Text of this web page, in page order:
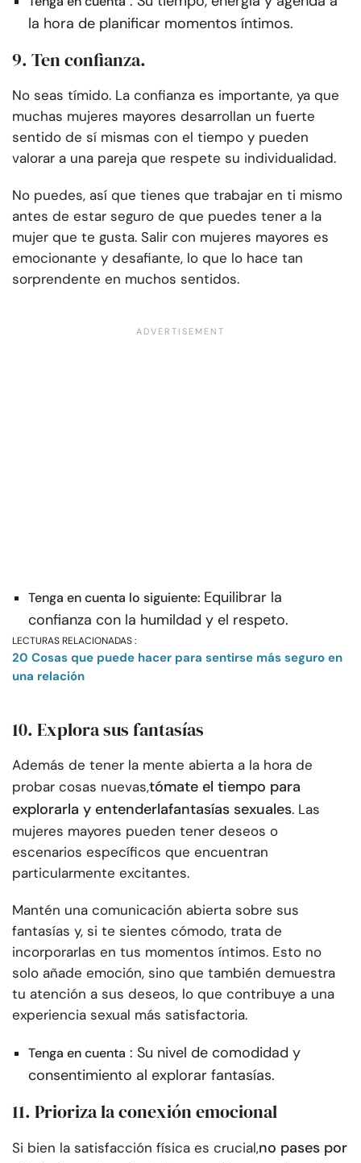
la hora de planificar momentos íntimos.
9. Ten confianza.
No seas tímido. La confianza es importante, ya que
muchas mujeres mayores desarrollan un fuerte
sentido de sí mismas con el tiempo y pueden
valorar a una pareja que respete su individualidad.
No puedes, así que tienes que trabajar en ti mismo
antes de estar seguro de que puedes tener a la
mujer que te gusta. Salir con mujeres mayores es
emocionante y desafiante, lo que lo hace tan
sorprendente en muchos sentidos.
Tenga en cuenta lo siguiente: Equilibrar la
confianza con la humildad y el respeto.
LECTURAS RELACIONADAS :
20 Cosas que puede hacer para sentirse más seguro en
una relación
10. Explora sus fantasías
Además de tener la mente abierta a la hora de
probar cosas nuevas,tómate el tiempo para
explorarla y entenderlafantasías sexuales. Las
mujeres mayores pueden tener deseos o
escenarios específicos que encuentran
particularmente excitantes.
Mantén una comunicación abierta sobre sus
fantasías y, si te sientes cómodo, trata de
incorporarlas en tus momentos íntimos. Esto no
solo añade emoción, sino que también demuestra
tu atención a sus deseos, lo que contribuye a una
experiencia sexual más satisfactoria.
Tenga en cuenta : Su nivel de comodidad y
consentimiento al explorar fantasías.
11. Prioriza la conexión emocional
Si bien la satisfacción física es crucial,no pases por